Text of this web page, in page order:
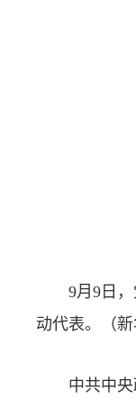
9月9日
动代表。（新
中共中